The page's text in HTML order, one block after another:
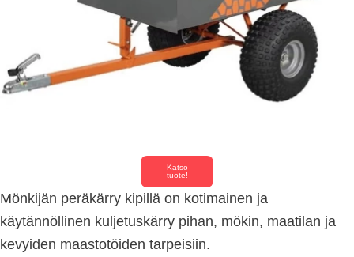
Katso
tuote!
Mönkijän peräkärry kipillä on kotimainen ja
käytännöllinen kuljetuskärry pihan, mökin, maatilan ja
kevyiden maastotöiden tarpeisiin.